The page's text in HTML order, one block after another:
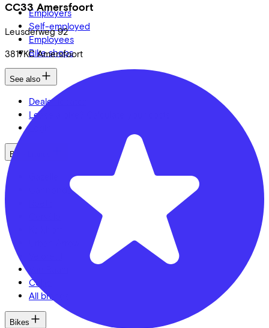
CC33 Amersfoort
Leusderweg 92
3817KC Amersfoort
Employers
Self-employed
Employees
Bike shops
See also
Dealer locator
Lease a bike? Calculate your costs
Login
Bike brands
Cannondale
Cube
All brands
Bikes